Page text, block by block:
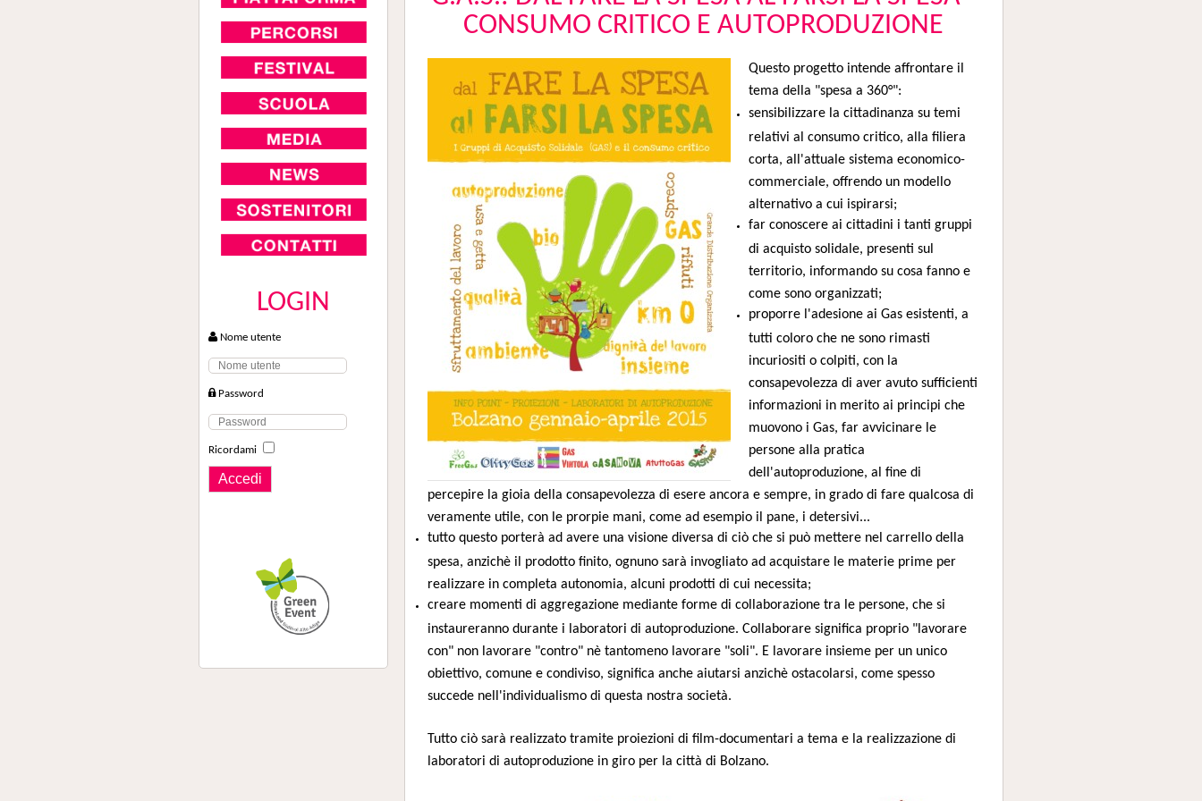
LOGIN
Nome utente
Password
Ricordami
CONSUMO CRITICO E AUTOPRODUZIONE
Questo progetto intende affrontare il
tema della "spesa a 360°":
sensibilizzare la cittadinanza su temi
relativi al consumo critico, alla filiera
corta, all'attuale sistema economico-
commerciale, offrendo un modello
alternativo a cui ispirarsi;
far conoscere ai cittadini i tanti gruppi
di acquisto solidale, presenti sul
territorio, informando su cosa fanno e
come sono organizzati;
proporre l'adesione ai Gas esistenti, a
tutti coloro che ne sono rimasti
incuriositi o colpiti, con la
consapevolezza di aver avuto sufficienti
informazioni in merito ai principi che
muovono i Gas, far avvicinare le
persone alla pratica
dell'autoproduzione, al fine di
percepire la gioia della consapevolezza di esere ancora e sempre, in grado di fare qualcosa di
veramente utile, con le prorpie mani, come ad esempio il pane, i detersivi...
tutto questo porterà ad avere una visione diversa di ciò che si può mettere nel carrello della
spesa, anzichè il prodotto finito, ognuno sarà invogliato ad acquistare le materie prime per
realizzare in completa autonomia, alcuni prodotti di cui necessita;
creare momenti di aggregazione mediante forme di collaborazione tra le persone, che si
instaureranno durante i laboratori di autoproduzione. Collaborare significa proprio "lavorare
con" non lavorare "contro" nè tantomeno lavorare "soli". E lavorare insieme per un unico
obiettivo, comune e condiviso, significa anche aiutarsi anzichè ostacolarsi, come spesso
succede nell'individualismo di questa nostra società.
Tutto ciò sarà realizzato tramite proiezioni di film-documentari a tema e la realizzazione di
laboratori di autoproduzione in giro per la città di Bolzano.